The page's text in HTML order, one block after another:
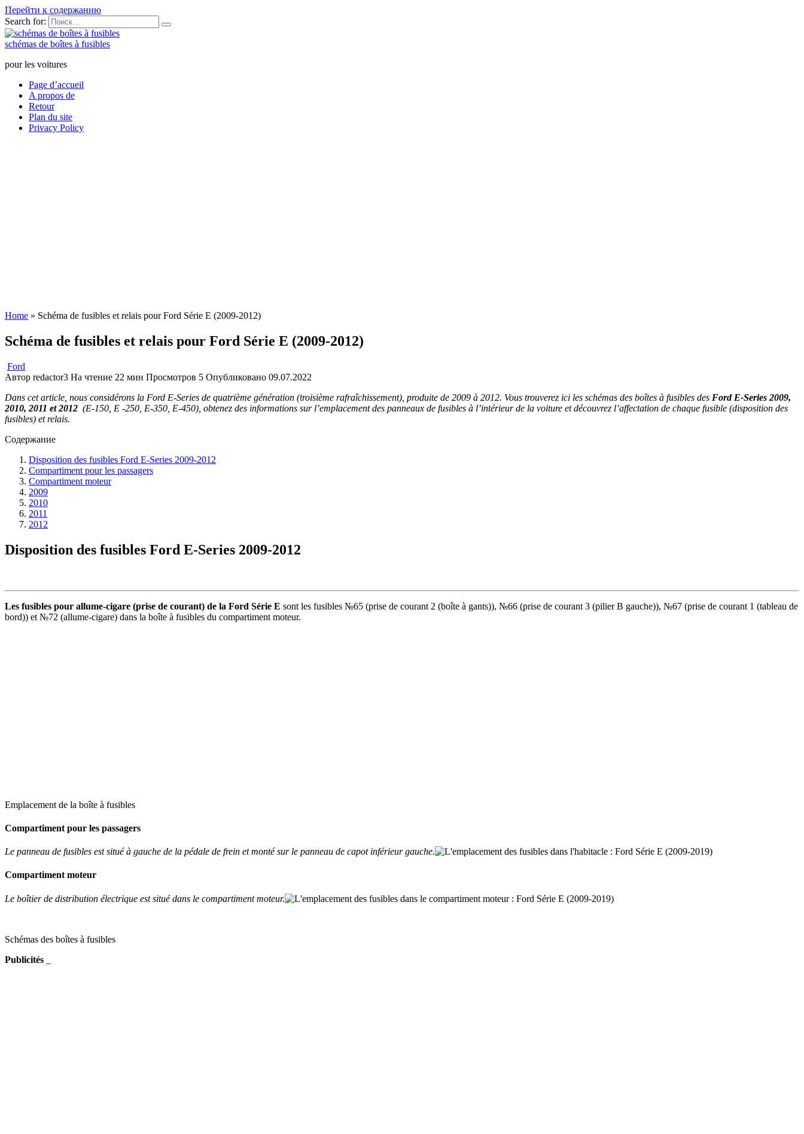
Перейти к содержанию
Search for:
schémas de boîtes à fusibles
pour les voitures
Page d’accueil
A propos de
Retour
Plan du site
Privacy Policy
Home » Schéma de fusibles et relais pour Ford Série E (2009-2012)
Schéma de fusibles et relais pour Ford Série E (2009-2012)
Ford
Автор redactor3 На чтение 22 мин Просмотров 5 Опубликовано 09.07.2022
Dans cet article, nous considérons la Ford E-Series de quatrième génération (troisième rafraîchissement), produite de 2009 à 2012. Vous trouverez ici les schémas des boîtes à fusibles des Ford E-Series 2009,
2010, 2011 et 2012 (E-150, E -250, E-350, E-450), obtenez des informations sur l’emplacement des panneaux de fusibles à l’intérieur de la voiture et découvrez l’affectation de chaque fusible (disposition des
fusibles) et relais.
Содержание
Disposition des fusibles Ford E-Series 2009-2012
Compartiment pour les passagers
Compartiment moteur
2009
2010
2011
2012
Disposition des fusibles Ford E-Series 2009-2012
Les fusibles pour allume-cigare (prise de courant) de la Ford Série E sont les fusibles №65 (prise de courant 2 (boîte à gants)), №66 (prise de courant 3 (pilier B gauche)), №67 (prise de courant 1 (tableau de
bord)) et №72 (allume-cigare) dans la boîte à fusibles du compartiment moteur.
Emplacement de la boîte à fusibles
Compartiment pour les passagers
Le panneau de fusibles est situé à gauche de la pédale de frein et monté sur le panneau de capot inférieur gauche.
Compartiment moteur
Le boîtier de distribution électrique est situé dans le compartiment moteur.
Schémas des boîtes à fusibles
Publicités